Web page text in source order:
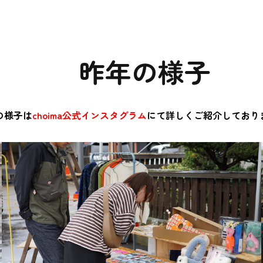
昨年の様子
様子はchoima公式インスタグラムにて詳しくご紹介しており